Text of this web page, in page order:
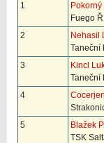
1
Fuego
2
Nehasil
Taneční
3
Kincl
Taneční
4
5
Blažek
TSK